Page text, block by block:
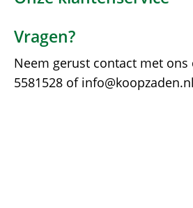
Vragen?
Neem gerust contact met ons
5581528 of info@koopzaden.nl